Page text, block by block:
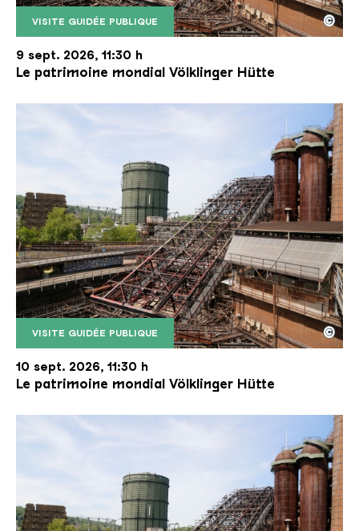
VISITE GUIDÉE PUBLIQUE
Le monte-charge incliné de la Völklinger Hütte
Copyright: Weltkulturerbe Völklinger Hütte | Karl
©
9 sept. 2026, 11:30 h
Le patrimoine mondial Völklinger Hütte
VISITE GUIDÉE PUBLIQUE
Le monte-charge incliné de la Völklinger Hütte
Copyright: Weltkulturerbe Völklinger Hütte | Karl
©
10 sept. 2026, 11:30 h
Le patrimoine mondial Völklinger Hütte